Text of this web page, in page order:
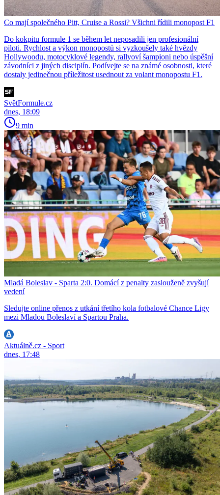
Co mají společného Pitt, Cruise a Rossi? Všichni řídili monopost F1
Do kokpitu formule 1 se během let neposadili jen profesionální
piloti. Rychlost a výkon monopostů si vyzkoušely také hvězdy
Hollywoodu, motocyklové legendy, rallyoví šampioni nebo úspěšní
závodníci z jiných disciplín. Podívejte se na známé osobnosti, které
dostaly jedinečnou příležitost usednout za volant monopostu F1.
SvětFormule.cz
dnes, 18:09
9 min
Mladá Boleslav - Sparta 2:0. Domácí z penalty zaslouženě zvyšují
vedení
Sledujte online přenos z utkání třetího kola fotbalové Chance Ligy
mezi Mladou Boleslaví a Spartou Praha.
Aktuálně.cz - Sport
dnes, 17:48